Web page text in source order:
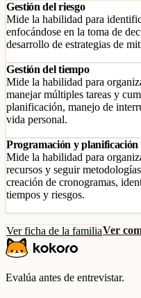
Gestión del riesgo
Mide la habilidad para
enfocándose en la toma de
desarrollo de estrategias de
Gestión del tiempo
Mide la habilidad para
manejar múltiples tareas y
planificación, manejo de
vida personal.
Programación y planificación
Mide la habilidad para
recursos y seguir
creación de cronogramas,
tiempos y riesgos.
Ver ficha de la familiaVer
Evalúa antes de entrevistar.